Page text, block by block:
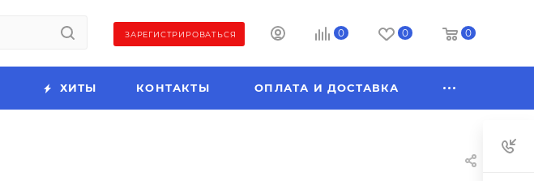
ЗАРЕГИСТРИРОВАТЬСЯ 0 0 0
ХИТЫ КОНТАКТЫ ОПЛАТА И ДОСТАВКА